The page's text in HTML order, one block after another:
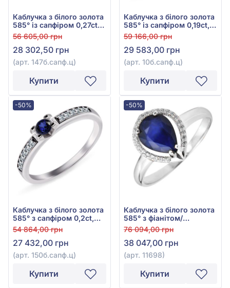
Каблучка з білого золота
585° із сапфіром 0,27ct
та куб. окс. цирконію,
арт. 147б.сапф.ц
56 605,00 грн
28 302,50 грн
(арт. 147б.сапф.ц)
Купити
Каблучка з білого золота
585° із сапфіром 0,19ct,
арт. 10б.сапф.ц
59 166,00 грн
29 583,00 грн
(арт. 10б.сапф.ц)
Купити
-50%
Каблучка з білого золота
585° з сапфіром 0,2ct,
арт. 150б.сапф.ц
54 864,00 грн
27 432,00 грн
(арт. 150б.сапф.ц)
Купити
-50%
Каблучка з білого золота
585° з фіанітом/
куб.цирконієм та
сапфіром 1,96ct, арт.
11698
76 094,00 грн
38 047,00 грн
(арт. 11698)
Купити